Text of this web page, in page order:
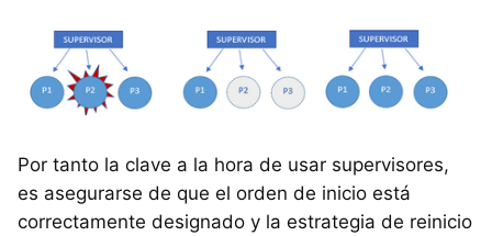
Por tanto la clave a la hora de usar supervisores,
es asegurarse de que el orden de inicio está
correctamente designado y la estrategia de reinicio